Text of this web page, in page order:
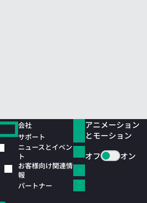
会社
サポート
ニュースとイベン
ト
お客様向け関連情
報
パートナー
アニメーション
とモーション
オフ
オン